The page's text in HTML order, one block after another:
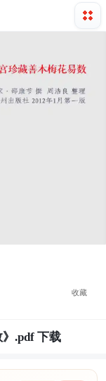
收藏
.pdf 下载